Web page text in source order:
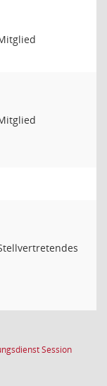
Session(Wird in